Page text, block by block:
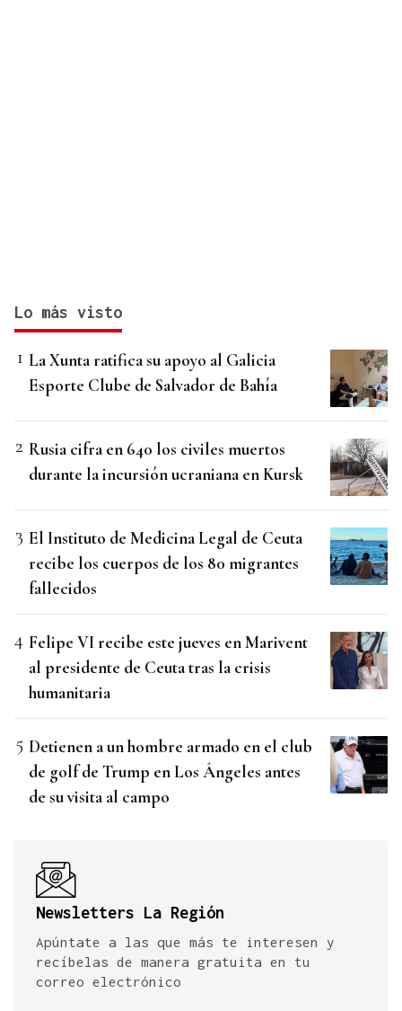
Lo más visto
La Xunta ratifica su apoyo al Galicia
Esporte Clube de Salvador de Bahía
Rusia cifra en 640 los civiles muertos
durante la incursión ucraniana en Kursk
El Instituto de Medicina Legal de Ceuta
recibe los cuerpos de los 80 migrantes
fallecidos
Felipe VI recibe este jueves en Marivent
al presidente de Ceuta tras la crisis
humanitaria
Detienen a un hombre armado en el club
de golf de Trump en Los Ángeles antes
de su visita al campo
Newsletters La Región
Apúntate a las que más te interesen y
recíbelas de manera gratuita en tu
correo electrónico